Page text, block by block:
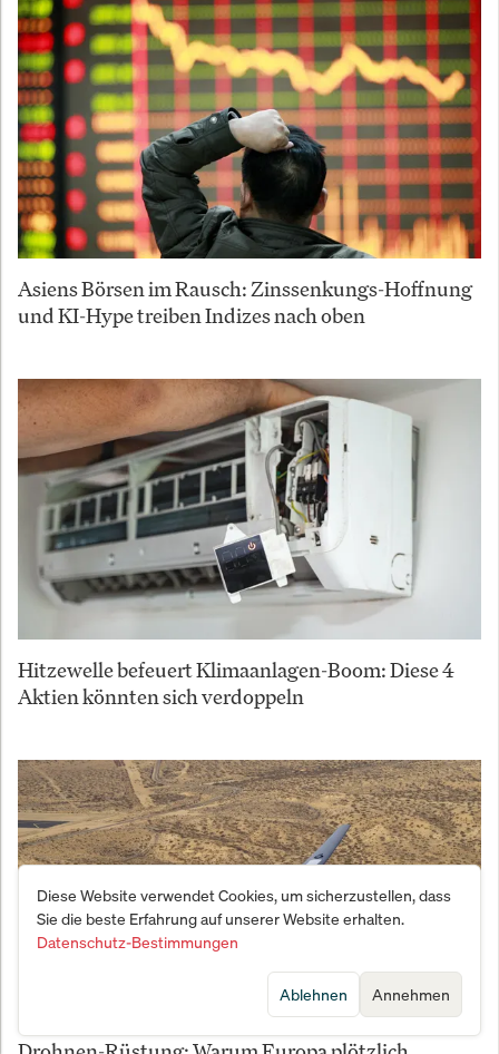
Asiens Börsen im Rausch: Zinssenkungs-Hoffnung
und KI-Hype treiben Indizes nach oben
Hitzewelle befeuert Klimaanlagen-Boom: Diese 4
Aktien könnten sich verdoppeln
Diese Website verwendet Cookies, um sicherzustellen, dass
Sie die beste Erfahrung auf unserer Website erhalten.
Datenschutz-Bestimmungen
Annehmen
Ablehnen